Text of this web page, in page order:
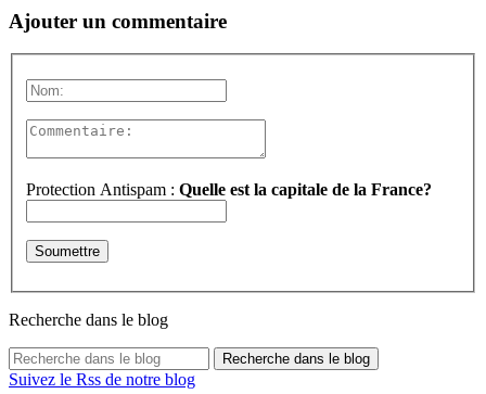
Ajouter un commentaire
Protection Antispam : Quelle est la capitale de la France?
Recherche dans le blog
Recherche dans le blog
Suivez le Rss de notre blog